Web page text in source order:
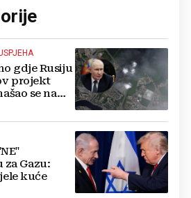
gdje Rusiju
projekt
se na
Gazu:
kuće